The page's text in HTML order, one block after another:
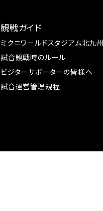
観戦ガイド
ミクニワールドスタジアム北九州
試合観戦時のルール
ビジターサポーターの皆様へ
試合運営管理規程